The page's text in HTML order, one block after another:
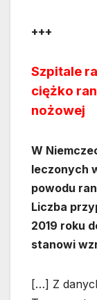
+++
Szpitale
ciężko
nożowej
W
leczonych
powodu
Liczba
2019 roku
stanowi
[…] Z